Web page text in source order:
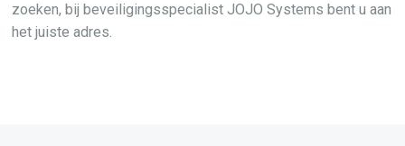
zoeken, bij beveiligingsspecialist JOJO Systems bent u aan
het juiste adres.